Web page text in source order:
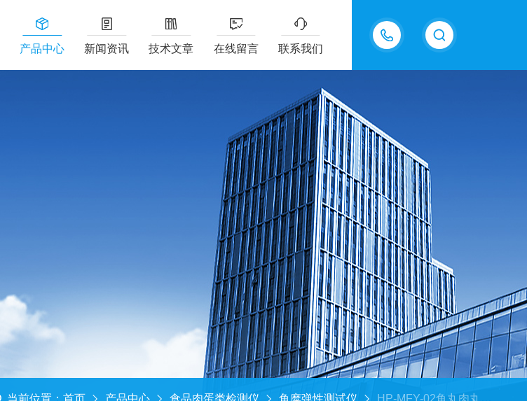
13335155207
产品中心 新闻资讯 技术文章 在线留言 联系我们
当前位置： 首页 产品中心 食品肉蛋类检测仪 鱼糜弹性测试仪 HP-MFY-02鱼丸肉丸香肠火腿肉制品的硬度弹性测试仪